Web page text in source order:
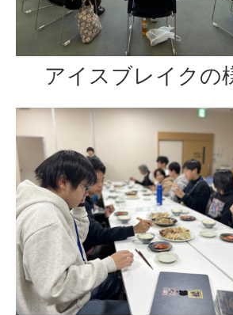
アイスブレイクの